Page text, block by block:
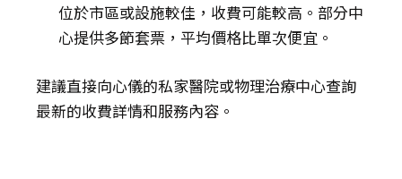
位於市區或設施較佳，收費可能較高。部分中
心提供多節套票，平均價格比單次便宜。
建議直接向心儀的私家醫院或物理治療中心查詢
最新的收費詳情和服務內容。